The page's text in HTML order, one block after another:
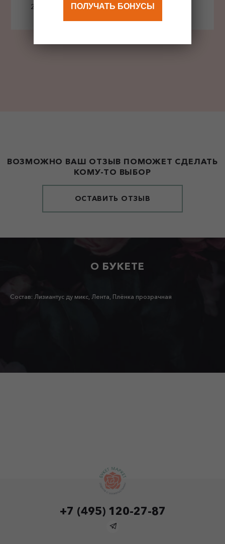
240 Р 480 Р
ВОЗМОЖНО ВАШ ОТЗЫВ ПОМОЖЕТ СДЕЛАТЬ
КОМУ-ТО ВЫБОР
ОСТАВИТЬ ОТЗЫВ
О БУКЕТЕ
Состав: Лизиантус ду микс, Лента, Плёнка прозрачная
+7 (495) 120-27-87
ПОЛУЧАТЬ БОНУСЫ